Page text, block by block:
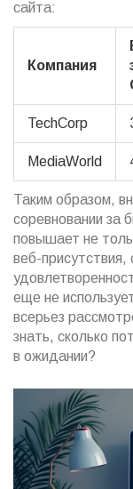
сайта:
Компания
TechCorp
MediaWorld
Таким образом,
соревновании за
повышает не
веб-
еще не
всерьез
знать, сколько
в ожидании?